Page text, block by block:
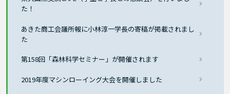
た！
あきた商工会議所報に小林淳一学長の寄稿が掲載されまし
た
第158回「森林科学セミナー」が開催されます
2019年度マシンローイング大会を開催しました